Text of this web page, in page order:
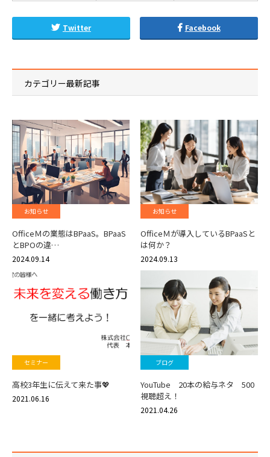
Twitter Facebook
カテゴリー最新記事
お知らせ
OfficeＭの業態はBPaaS。BPaaS
とBPOの違…
2024.09.14
お知らせ
OfficeＭが導入しているBPaaSと
は何か？
2024.09.13
セミナー
高校3年生に伝えて来た事💖
2021.06.16
ブログ
YouTube 20本の給与ネタ 500
視聴超え！
2021.04.26